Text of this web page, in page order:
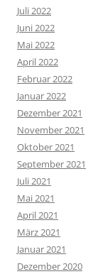
Juli 2022
Juni 2022
Mai 2022
April 2022
Februar 2022
Januar 2022
Dezember 2021
November 2021
Oktober 2021
September 2021
Juli 2021
Mai 2021
April 2021
März 2021
Januar 2021
Dezember 2020